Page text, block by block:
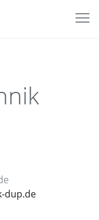
dup.de